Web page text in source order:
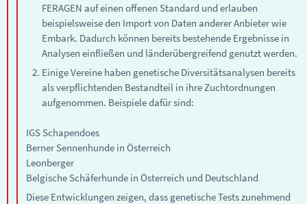
FERAGEN auf einen offenen Standard und erlauben
beispielsweise den Import von Daten anderer Anbieter wie
Embark. Dadurch können bereits bestehende Ergebnisse in
Analysen einfließen und länderübergreifend genutzt werden.
Einige Vereine haben genetische Diversitätsanalysen bereits
als verpflichtenden Bestandteil in ihre Zuchtordnungen
aufgenommen. Beispiele dafür sind:
IGS Schapendoes
Berner Sennenhunde in Österreich
Leonberger
Belgische Schäferhunde in Österreich und Deutschland
Diese Entwicklungen zeigen, dass genetische Tests zunehmend